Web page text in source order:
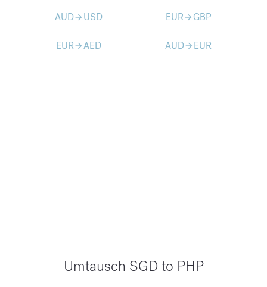
AUDarrow_forward USD EURarrow_forward GBP
EURarrow_forwardAED AUDarrow_forward EUR
Umtausch SGD to PHP